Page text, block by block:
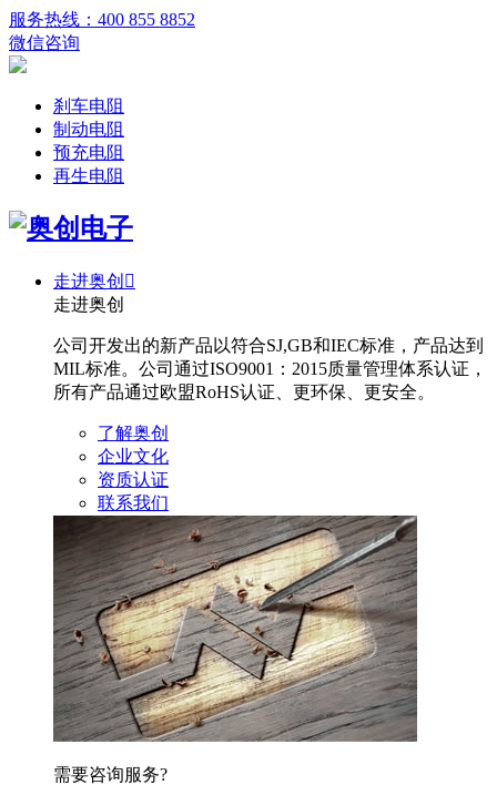
服务热线：400 855 8852
微信咨询
刹车电阻
制动电阻
预充电阻
再生电阻
走进奥创 
走进奥创
公司开发出的新产品以符合SJ,GB和IEC标准，产品达到
MIL标准。公司通过ISO9001：2015质量管理体系认证，
所有产品通过欧盟RoHS认证、更环保、更安全。
了解奥创
企业文化
资质认证
联系我们
需要咨询服务?